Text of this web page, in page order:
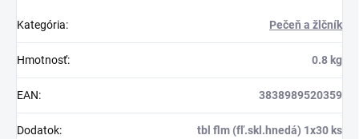
Kategória: Pečeň a žlčník
Hmotnosť: 0.8 kg
EAN: 3838989520359
Dodatok: tbl flm (fľ.skl.hnedá) 1x30 ks